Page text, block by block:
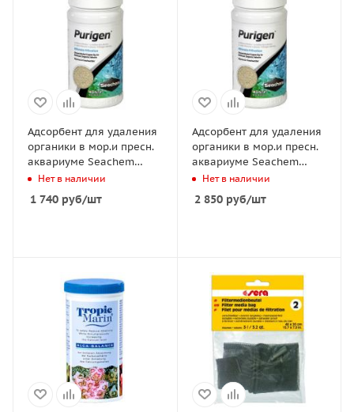
Адсорбент для удаления
органики в мор.и пресн.
аквариуме Seachem
Purigen, 100мл
Нет в наличии
1 740 руб/шт
Адсорбент для удаления
органики в мор.и пресн.
аквариуме Seachem
Purigen, 250мл
Нет в наличии
2 850руб/шт